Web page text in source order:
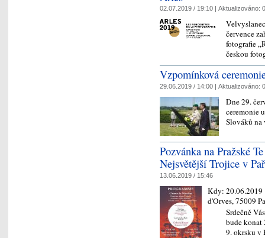
02.07.2019 / 19:10 | Aktualizováno:
července
fotografie
českou
Vzpomínková
29.06.2019 / 14:00 | Aktualizováno:
Dne 29.
ceremonie
Slováků na
Pozvánka na Pražské
Nejsvětější Trojice v
13.06.2019 / 15:46
Kdy: 20.06.2019
d'Orves, 75009
Srdečně
bude konat
9. okrsku v